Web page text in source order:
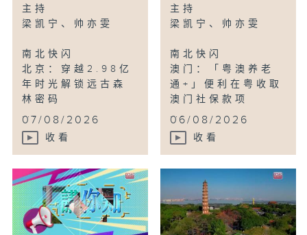
实景
哈尔滨：哈尔滨极地公园「咩咩农场」开幕
鸟瞰神州
山东郯城：欣赏千亩木绣球盛放美景
主持
梁凯宁、帅亦雯
南北快闪
北京：穿越2.98亿
年时光解锁远古森
林密码
...
07/08/2026
收看
主持
梁凯宁、帅亦雯
南北快闪
澳门：「粤澳养老
通+」便利在粤收取
澳门社保款项
...
06/08/2026
收看